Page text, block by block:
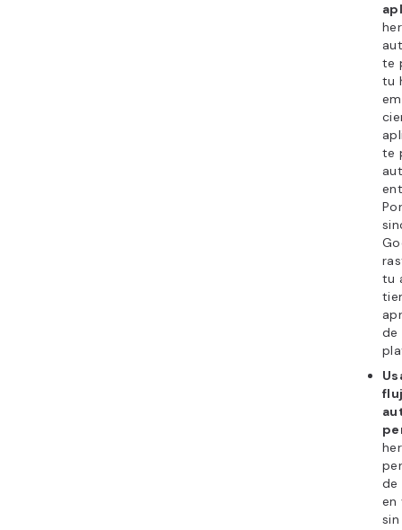
te
tu
te
tu
de
de
en